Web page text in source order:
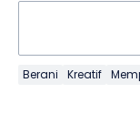
Berani Kreatif